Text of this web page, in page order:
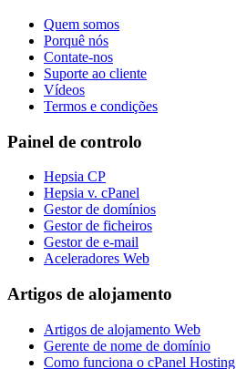
Quem somos
Porquê nós
Contate-nos
Suporte ao cliente
Vídeos
Termos e condições
Painel de controlo
Hepsia CP
Hepsia v. cPanel
Gestor de domínios
Gestor de ficheiros
Gestor de e-mail
Aceleradores Web
Artigos de alojamento
Artigos de alojamento Web
Gerente de nome de domínio
Como funciona o cPanel Hosting